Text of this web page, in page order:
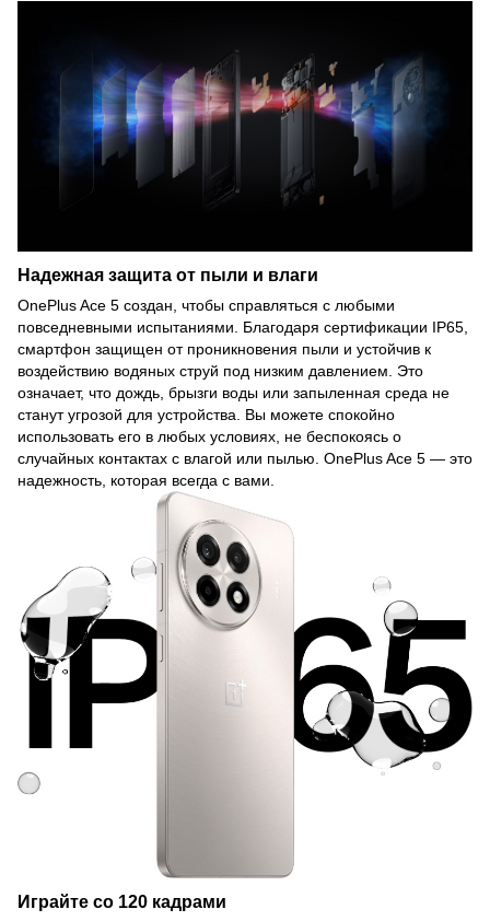
Надежная защита от пыли и влаги
OnePlus Ace 5 создан, чтобы справляться с любыми
повседневными испытаниями. Благодаря сертификации IP65,
смартфон защищен от проникновения пыли и устойчив к
воздействию водяных струй под низким давлением. Это
означает, что дождь, брызги воды или запыленная среда не
станут угрозой для устройства. Вы можете спокойно
использовать его в любых условиях, не беспокоясь о
случайных контактах с влагой или пылью. OnePlus Ace 5 — это
надежность, которая всегда с вами.
Играйте со 120 кадрами